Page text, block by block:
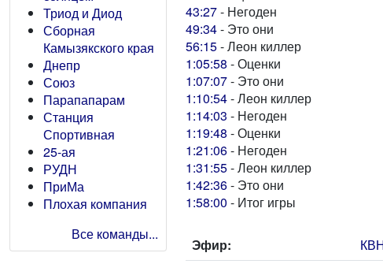
Триод и Диод
Сборная
Камызякского края
Днепр
Союз
Парапапарам
Станция
Спортивная
25-ая
РУДН
ПриМа
Плохая компания
Все команды...
43:27- Негоден
49:34- Это они
56:15- Леон киллер
1:05:58 - Оценки
1:07:07- Это они
1:10:54- Леон киллер
1:14:03 - Негоден
1:19:48 - Оценки
1:21:06- Негоден
1:31:55- Леон киллер
1:42:36- Это они
1:58:00 - Итог игры
Эфир: